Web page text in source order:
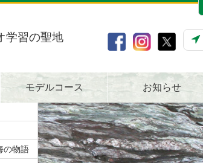
学習の聖地
の物語
モデルコース お知らせ